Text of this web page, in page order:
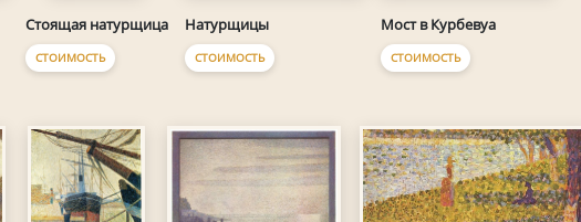
Стоящая натурщица
СТОИМОСТЬ
Натурщицы
СТОИМОСТЬ
Мост в Курбевуа
СТОИМОСТЬ